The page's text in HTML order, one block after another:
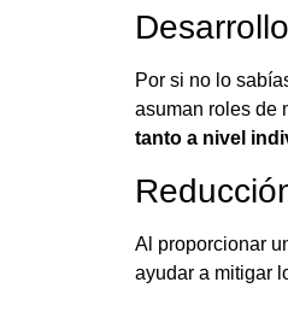
Por si no lo
asuman roles de
tanto a nivel
Al proporcionar
ayudar a mitigar